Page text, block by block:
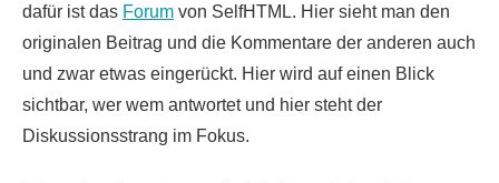
dafür ist das Forum von SelfHTML. Hier sieht man den
originalen Beitrag und die Kommentare der anderen auch
und zwar etwas eingerückt. Hier wird auf einen Blick
sichtbar, wer wem antwortet und hier steht der
Diskussionsstrang im Fokus.